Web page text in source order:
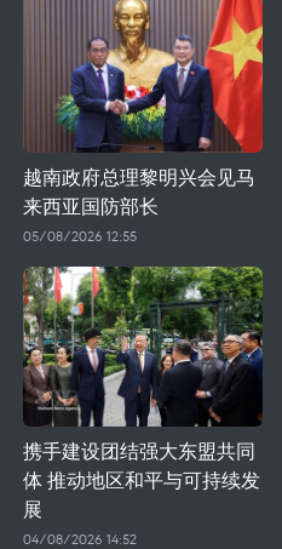
越南政府总理黎明兴会见马
来西亚国防部长
05/08/2026 12:55
携手建设团结强大东盟共同
体 推动地区和平与可持续发
展
04/08/2026 14:52